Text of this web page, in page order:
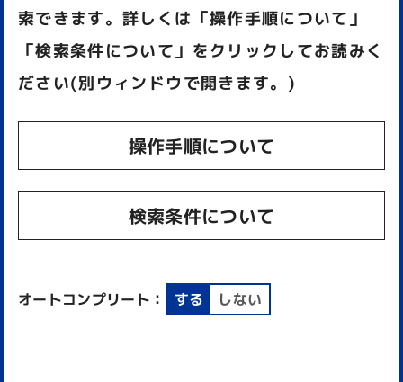
索できます。詳しくは「操作手順について」
「検索条件について」をクリックしてお読みく
ださい(別ウィンドウで開きます。)
操作手順について
検索条件について
オートコンプリート： する しない